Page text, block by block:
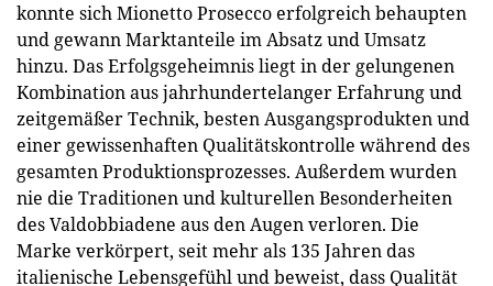
konnte sich Mionetto Prosecco erfolgreich behaupten
und gewann Marktanteile im Absatz und Umsatz
hinzu. Das Erfolgsgeheimnis liegt in der gelungenen
Kombination aus jahrhundertelanger Erfahrung und
zeitgemäßer Technik, besten Ausgangsprodukten und
einer gewissenhaften Qualitätskontrolle während des
gesamten Produktionsprozesses. Außerdem wurden
nie die Traditionen und kulturellen Besonderheiten
des Valdobbiadene aus den Augen verloren. Die
Marke verkörpert, seit mehr als 135 Jahren das
italienische Lebensgefühl und beweist, dass Qualität